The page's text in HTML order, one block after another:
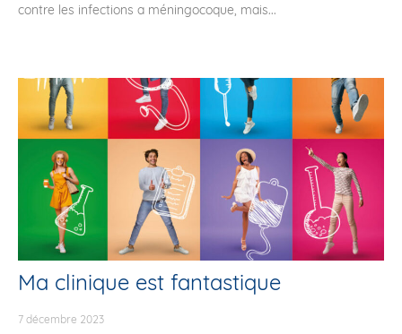
contre les infections a méningocoque, mais...
Ma clinique est fantastique
7 décembre 2023